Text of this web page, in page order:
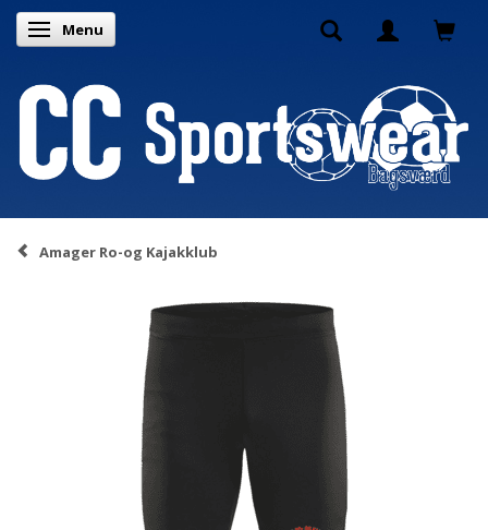
Skifte navigation
Menu
Amager Ro-og Kajakklub